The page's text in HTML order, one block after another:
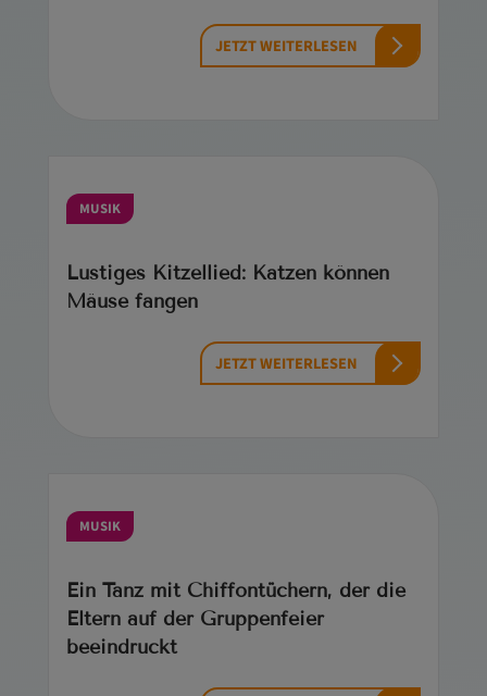
JETZT WEITERLESEN
MUSIK
Lustiges Kitzellied: Katzen können
Mäuse fangen
JETZT WEITERLESEN
MUSIK
Ein Tanz mit Chiffontüchern, der die
Eltern auf der Gruppenfeier
beeindruckt